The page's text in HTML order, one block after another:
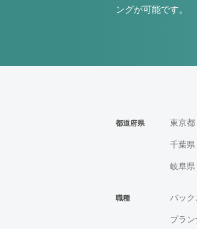
ングが可能です。
都道府県 東京都
千葉県
岐阜県
職種 バッ
プラ